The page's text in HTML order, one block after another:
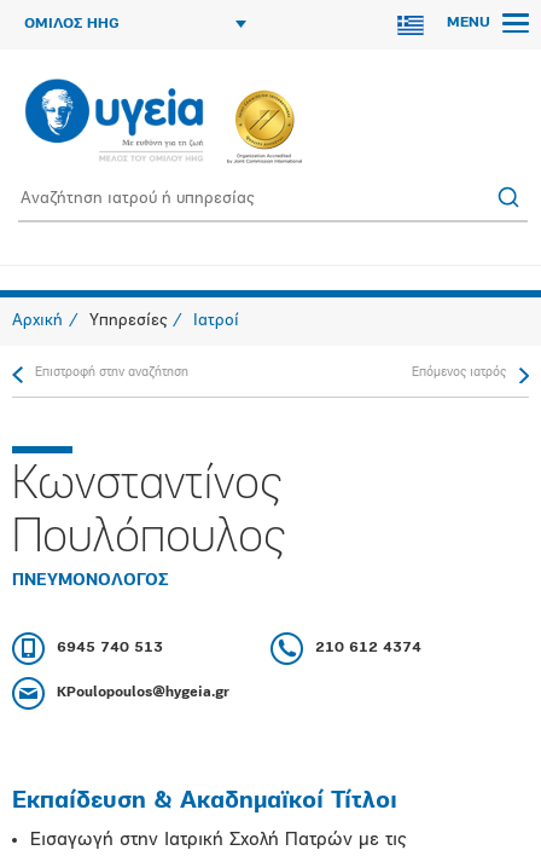
ΟΜΙΛΟΣ HHG MENU
Αρχική Υπηρεσίες Ιατροί
Επιστροφή στην αναζήτηση Επόμενος ιατρός
Κωνσταντίνος
Πουλόπουλος
ΠΝΕΥΜΟΝΟΛΟΓΟΣ
6945 740 513 210 612 4374
KPoulopoulos@hygeia.gr
Εκπαίδευση & Ακαδημαϊκοί Τίτλοι
Εισαγωγή στην Ιατρική Σχολή Πατρών με τις